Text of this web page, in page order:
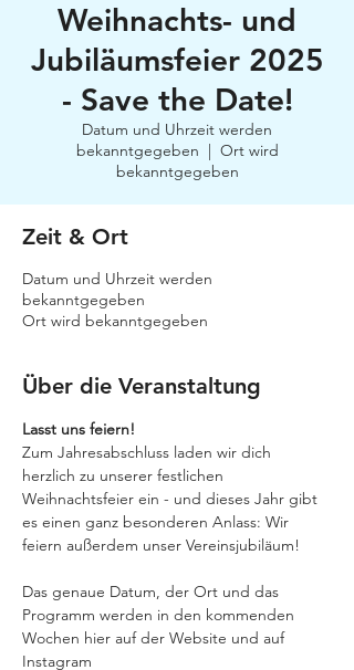
Weihnachts- und
Jubiläumsfeier 2025
- Save the Date!
Datum und Uhrzeit werden
bekanntgegeben
  |
Ort wird
bekanntgegeben
Zeit & Ort
Datum und Uhrzeit werden
bekanntgegeben
Ort wird bekanntgegeben
Über die Veranstaltung
Lasst uns feiern!
Zum Jahresabschluss laden wir dich
herzlich zu unserer festlichen
Weihnachtsfeier ein - und dieses Jahr gibt
es einen ganz besonderen Anlass: Wir
feiern außerdem unser Vereinsjubiläum!
Das genaue Datum, der Ort und das
Programm werden in den kommenden
Wochen hier auf der Website und auf
Instagram